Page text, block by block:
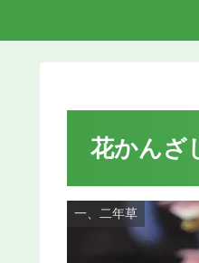
花かんざ
一、二年草